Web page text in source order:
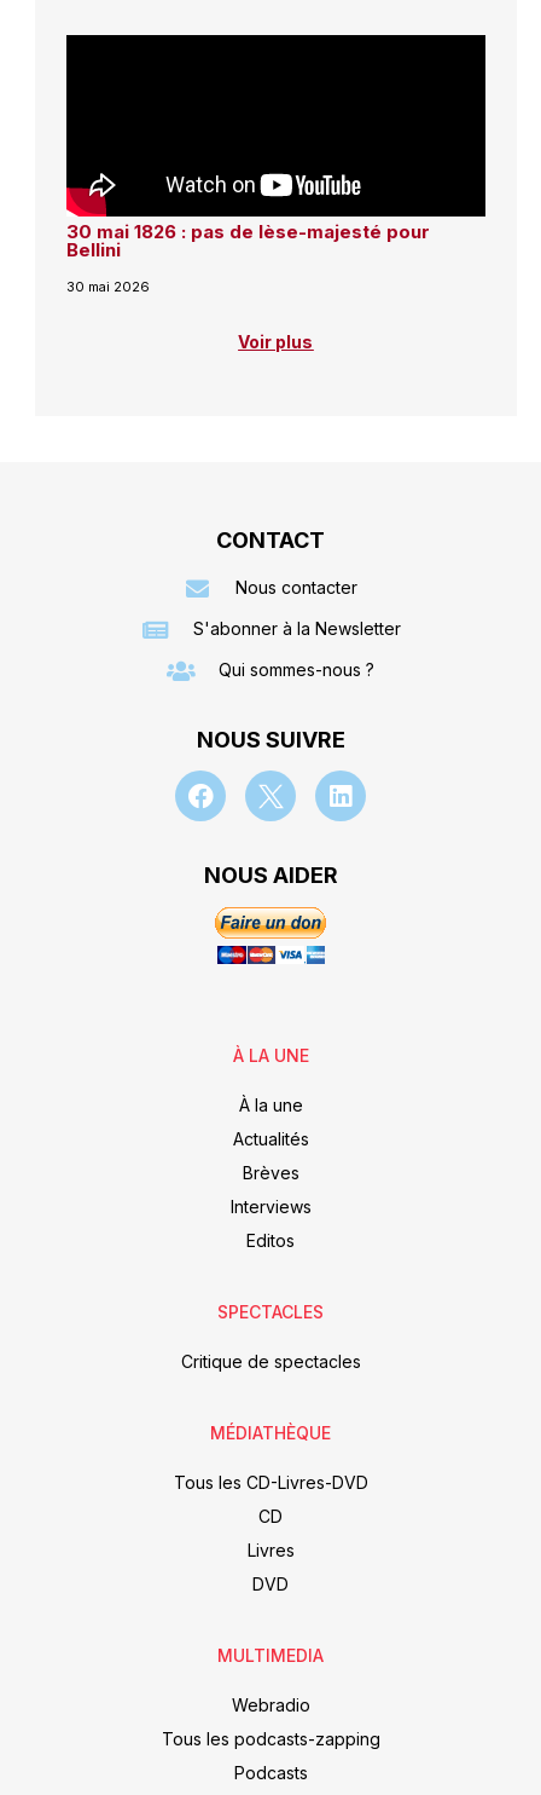
30 mai 1826 : pas de lèse-majesté pour
Bellini
30 mai 2026
Voir plus
CONTACT
Nous contacter
S'abonner à la Newsletter
Qui sommes-nous ?
NOUS SUIVRE
NOUS AIDER
À LA UNE
À la une
Actualités
Brèves
Interviews
Editos
SPECTACLES
Critique de spectacles
MÉDIATHÈQUE
Tous les CD-Livres-DVD
CD
Livres
DVD
MULTIMEDIA
Webradio
Tous les podcasts-zapping
Podcasts